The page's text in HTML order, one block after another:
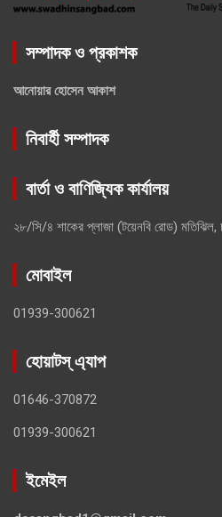
সম্পাদক ও প্রকাশক
আনোয়ার হোসেন আকাশ
নিবার্হী সম্পাদক
বার্তা ও বাণিজ্যিক কার্যালয়
২৮/সি/৪ শাকের প্লাজা (টয়েনবি রোড)
মোবাইল
01939-300621
হোয়াটস্ এ্যাপ
01646-370872
01939-300621
ইমেইল